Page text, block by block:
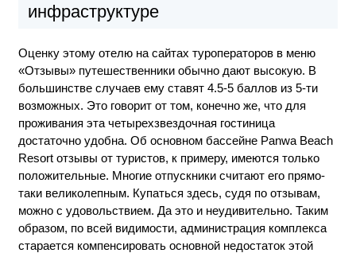
инфраструктуре
Оценку этому отелю на сайтах туроператоров в меню
«Отзывы» путешественники обычно дают высокую. В
большинстве случаев ему ставят 4.5-5 баллов из 5-ти
возможных. Это говорит от том, конечно же, что для
проживания эта четырехзвездочная гостиница
достаточно удобна. Об основном бассейне Panwa Beach
Resort отзывы от туристов, к примеру, имеются только
положительные. Многие отпускники считают его прямо-
таки великолепным. Купаться здесь, судя по отзывам,
можно с удовольствием. Да это и неудивительно. Таким
образом, по всей видимости, администрация комплекса
старается компенсировать основной недостаток этой